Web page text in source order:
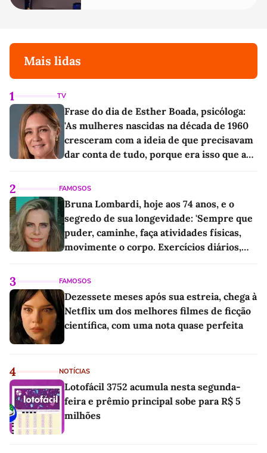
Mais lidas
1 TV
Frase do dia de Esther Boada, psicóloga:
'As mulheres nascidas na década de 1960
cresceram com a ideia de que precisavam
dar conta de tudo, porque era isso que a
2 FAMOSOS
Bruna Lombardi, hoje aos 74 anos, e o
segredo de sua longevidade: 'Sempre que
puder, caminhe, faça atividades físicas,
movimente o corpo. Exercícios diários,
3 FAMOSOS
Dezessete meses após sua estreia, chega à
Netflix um dos melhores filmes de ficção
científica, com uma nota quase perfeita
4 NOTÍCIAS
Lotofácil 3752 acumula nesta segunda-
feira e prêmio principal sobe para R$ 5
milhões